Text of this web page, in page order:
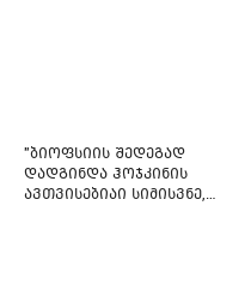
"ბიოფსიის შედეგად
დადგინდა ჰოჯკინის
ავთვისებიაი სიმისვნე,